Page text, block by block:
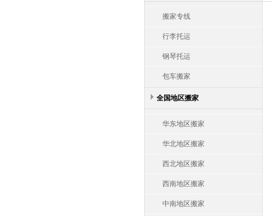
搬家专线
行李托运
钢琴托运
包车搬家
全国地区搬家
华东地区搬家
华北地区搬家
西北地区搬家
西南地区搬家
中南地区搬家